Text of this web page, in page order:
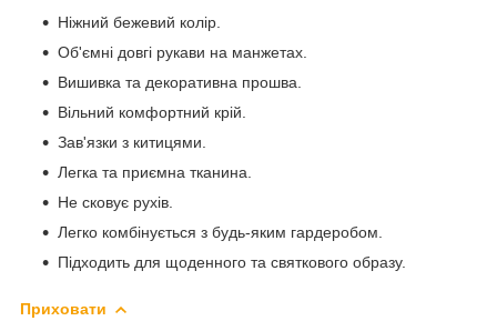
Ніжний бежевий колір.
Об'ємні довгі рукави на манжетах.
Вишивка та декоративна прошва.
Вільний комфортний крій.
Зав'язки з китицями.
Легка та приємна тканина.
Не сковує рухів.
Легко комбінується з будь-яким гардеробом.
Підходить для щоденного та святкового образу.
Приховати